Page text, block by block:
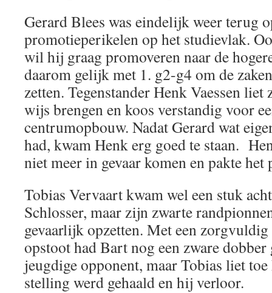
Gerard Blees was eindelijk weer terug
promotieperikelen op het studievlak.
wil hij graag promoveren naar de
daarom gelijk met 1. g2-g4 om de
zetten. Tegenstander Henk Vaessen
wijs brengen en koos verstandig voor
centrumopbouw. Nadat Gerard wat
had, kwam Henk erg goed te staan.
niet meer in gevaar komen en pakte het
Tobias Vervaart kwam wel een stuk
Schlosser, maar zijn zwarte
gevaarlijk opzetten. Met een
opstoot had Bart nog een zware dobber
jeugdige opponent, maar Tobias liet
stelling werd gehaald en hij verloor.